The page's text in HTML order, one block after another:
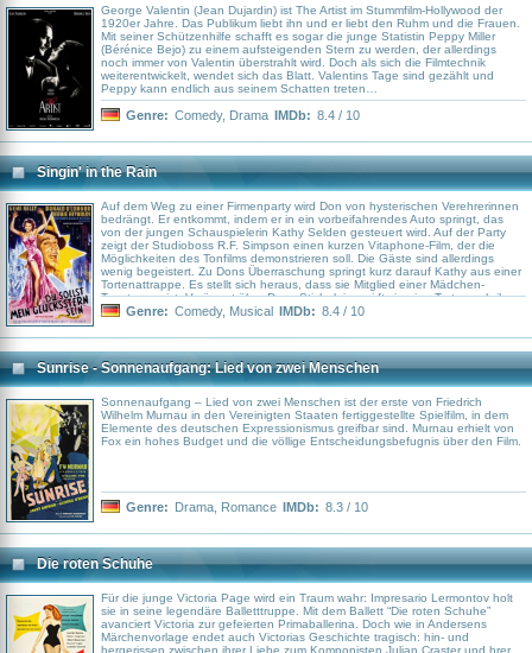
auseinandersetzt, ist The Science of Sleep – Anleitung zum Träumen (2006).
Weitere Informationen im InternetOriginaltext des Gedichts von Alexander
Pope (engl.) Bericht über den Film mit Foto der Überreichung des Oscars
(engl.)Interview mit Michel Gondry und Charlie Kaufman im Independent Film
Quaterly (engl.) QuelleVerschiedene Rezensionen zum Film auf
Rottentomatoes.com (engl.)
George Valentin (Jean Dujardin) ist The Artist im Stummfilm-Hollywood der
1920er Jahre. Das Publikum liebt ihn und er liebt den Ruhm und die Frauen.
Mit seiner Schützenhilfe schafft es sogar die junge Statistin Peppy Miller
(Bérénice Bejo) zu einem aufsteigenden Stern zu werden, der allerdings
noch immer von Valentin überstrahlt wird. Doch als sich die Filmtechnik
weiterentwickelt, wendet sich das Blatt. Valentins Tage sind gezählt und
Peppy kann endlich aus seinem Schatten treten…
Genre: Comedy, Drama IMDb: 8.4 / 10
Singin' in the Rain
Auf dem Weg zu einer Firmenparty wird Don von hysterischen Verehrerinnen
bedrängt. Er entkommt, indem er in ein vorbeifahrendes Auto springt, das
von der jungen Schauspielerin Kathy Selden gesteuert wird. Auf der Party
zeigt der Studioboss R.F. Simpson einen kurzen Vitaphone-Film, der die
Möglichkeiten des Tonfilms demonstrieren soll. Die Gäste sind allerdings
wenig begeistert. Zu Dons Überraschung springt kurz darauf Kathy aus einer
Tortenattrappe. Es stellt sich heraus, dass sie Mitglied einer Mädchen-
Tanztruppe ist. Verärgert über Dons Sticheleien wirft sie eine Torte nach ihm,
trifft aber dabei Lina ins Gesicht und verlässt die Party fluchtartig. Erst nach
Genre: Comedy, Musical IMDb: 8.4 / 10
Sunrise - Sonnenaufgang: Lied von zwei Menschen
Sonnenaufgang – Lied von zwei Menschen ist der erste von Friedrich
Wilhelm Murnau in den Vereinigten Staaten fertiggestellte Spielfilm, in dem
Elemente des deutschen Expressionismus greifbar sind. Murnau erhielt von
Fox ein hohes Budget und die völlige Entscheidungsbefugnis über den Film.
Genre: Drama Romance IMDb: 8.3 / 10
Die roten Schuhe
Für die junge Victoria Page wird ein Traum wahr: Impresario Lermontov holt
sie in seine legendäre Balletttruppe. Mit dem Ballett “Die roten Schuhe”
avanciert Victoria zur gefeierten Primaballerina. Doch wie in Andersens
Märchenvorlage endet auch Victorias Geschichte tragisch: hin- und
hergerissen zwischen ihrer Liebe zum Komponisten Julian Craster und hrer